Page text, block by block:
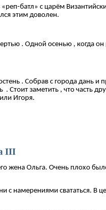
батл» с царём
этим доволен.
. Одной осенью , когда он
. Собрав с города дань и
. Стоит заметить , что
Игоря.
жена Ольга. Очень плохо
с намерениями свататься.